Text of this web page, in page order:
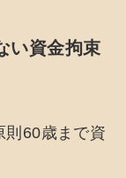
い資金拘束
則60歳まで資